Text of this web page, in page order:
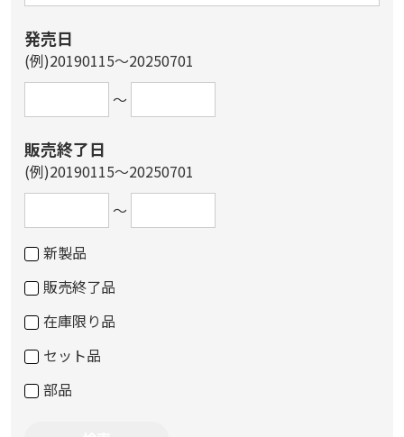
発売日
(例)20190115～20250701
～
販売終了日
(例)20190115～20250701
～
新製品
販売終了品
在庫限り品
セット品
部品